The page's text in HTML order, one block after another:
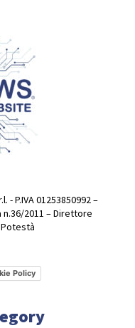
- P.IVA 01253850992 –
2011 – Direttore
Policy